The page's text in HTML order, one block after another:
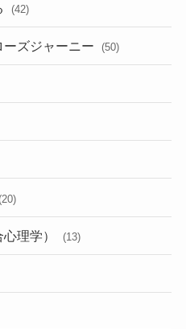
(42)
ズジャーニー (50)
理学） (13)